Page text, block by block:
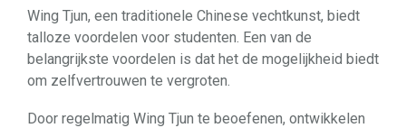
Wing Tjun, een traditionele Chinese vechtkunst, biedt
talloze voordelen voor studenten. Een van de
belangrijkste voordelen is dat het de mogelijkheid biedt
om zelfvertrouwen te vergroten.
Door regelmatig Wing Tjun te beoefenen, ontwikkelen